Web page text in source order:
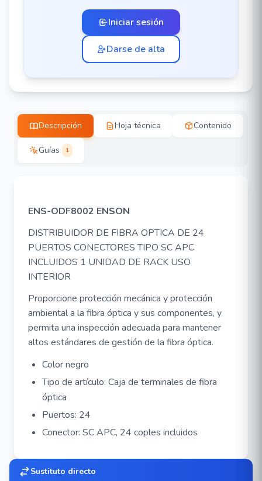
Iniciar sesión
Darse de alta
Descripción Hoja técnica Contenido
Guías 1
ENS-ODF8002 ENSON
DISTRIBUIDOR DE FIBRA OPTICA DE 24
PUERTOS CONECTORES TIPO SC APC
INCLUIDOS 1 UNIDAD DE RACK USO
INTERIOR
Proporcione protección mecánica y protección
ambiental a la fibra óptica y sus componentes, y
permita una inspección adecuada para mantener
altos estándares de gestión de la fibra óptica.
Color negro
Tipo de artículo: Caja de terminales de fibra
óptica
Puertos: 24
Conector: SC APC, 24 coples incluidos
Sustituto directo